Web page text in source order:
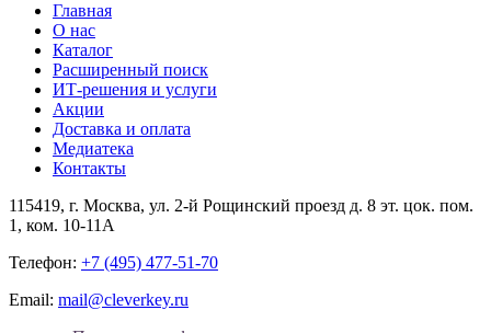
Главная
О нас
Каталог
Расширенный поиск
ИТ-решения и услуги
Акции
Доставка и оплата
Медиатека
Контакты
115419, г. Москва, ул. 2-й Рощинский проезд д. 8 эт. цок. пом.
1, ком. 10-11А
Телефон: +7 (495) 477-51-70
Email: mail@cleverkey.ru